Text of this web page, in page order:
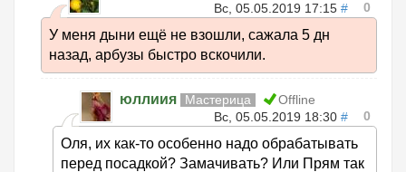
Вс, 05.05.2019 17:15 # 0
У меня дыни ещё не взошли, сажала 5 дн
назад, арбузы быстро вскочили.
юллиия Мастерица
Offline
Вс, 05.05.2019 18:30 # 0
Оля, их как-то особенно надо обрабатывать
перед посадкой? Замачивать? Или Прям так